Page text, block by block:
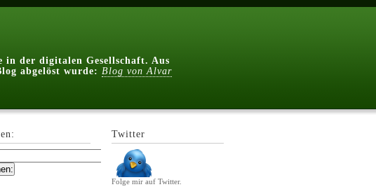
der digitalen Gesellschaft. Aus
abgelöst wurde: Blog von Alvar
Twitter
Folge mir auf Twitter.